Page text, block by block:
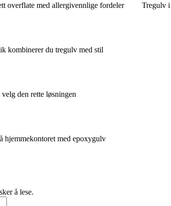
overflate med allergivennlige fordeler
kombinerer du tregulv med stil
den rette løsningen
hjemmekontoret med epoxygulv
Tregulv
å lese.